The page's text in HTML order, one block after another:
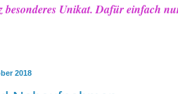
Unikat. Dafür einfach
2018